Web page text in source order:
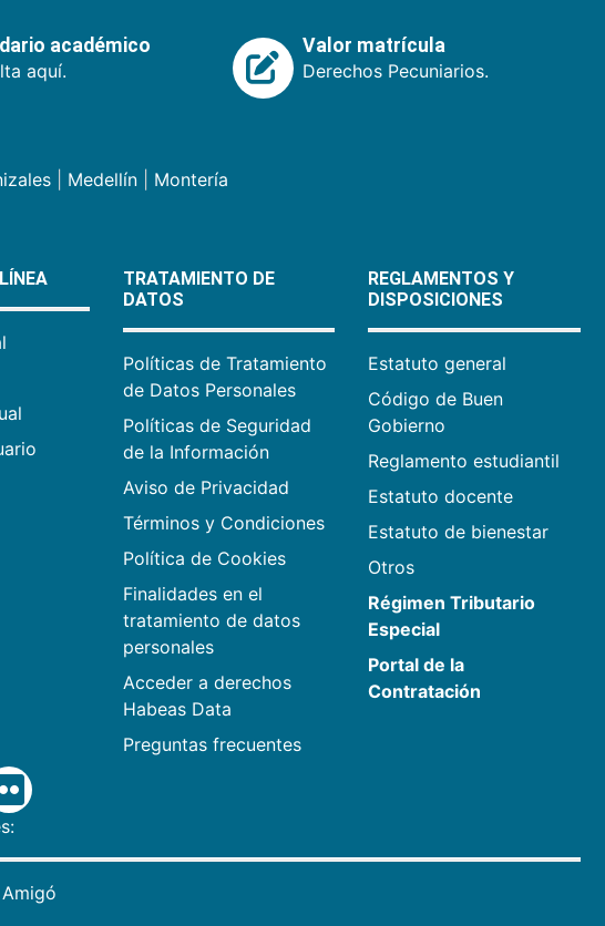
académico
aquí.
Valor matrícula
Derechos Pecuniarios.
| Medellín| Montería
TRATAMIENTO DE
DATOS
Políticas de Tratamiento
de Datos Personales
Políticas de Seguridad
de la Información
Aviso de Privacidad
Términos y Condiciones
Política de Cookies
Finalidades en el
tratamiento de datos
personales
Acceder a derechos
Habeas Data
Preguntas frecuentes
REGLAMENTOS Y
DISPOSICIONES
Estatuto general
Código de Buen
Gobierno
Reglamento estudiantil
Estatuto docente
Estatuto de bienestar
Otros
Régimen Tributario
Especial
Portal de la
Contratación